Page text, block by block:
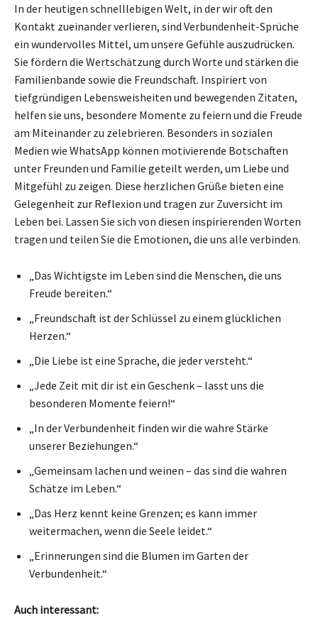
In der heutigen schnelllebigen Welt, in der wir oft den
Kontakt zueinander verlieren, sind Verbundenheit-Sprüche
ein wundervolles Mittel, um unsere Gefühle auszudrücken.
Sie fördern die Wertschätzung durch Worte und stärken die
Familienbande sowie die Freundschaft. Inspiriert von
tiefgründigen Lebensweisheiten und bewegenden Zitaten,
helfen sie uns, besondere Momente zu feiern und die Freude
am Miteinander zu zelebrieren. Besonders in sozialen
Medien wie WhatsApp können motivierende Botschaften
unter Freunden und Familie geteilt werden, um Liebe und
Mitgefühl zu zeigen. Diese herzlichen Grüße bieten eine
Gelegenheit zur Reflexion und tragen zur Zuversicht im
Leben bei. Lassen Sie sich von diesen inspirierenden Worten
tragen und teilen Sie die Emotionen, die uns alle verbinden.
„Das Wichtigste im Leben sind die Menschen, die uns
Freude bereiten.“
„Freundschaft ist der Schlüssel zu einem glücklichen
Herzen.“
„Die Liebe ist eine Sprache, die jeder versteht.“
„Jede Zeit mit dir ist ein Geschenk – lasst uns die
besonderen Momente feiern!“
„In der Verbundenheit finden wir die wahre Stärke
unserer Beziehungen.“
„Gemeinsam lachen und weinen – das sind die wahren
Schätze im Leben.“
„Das Herz kennt keine Grenzen; es kann immer
weitermachen, wenn die Seele leidet.“
„Erinnerungen sind die Blumen im Garten der
Verbundenheit.“
Auch interessant: